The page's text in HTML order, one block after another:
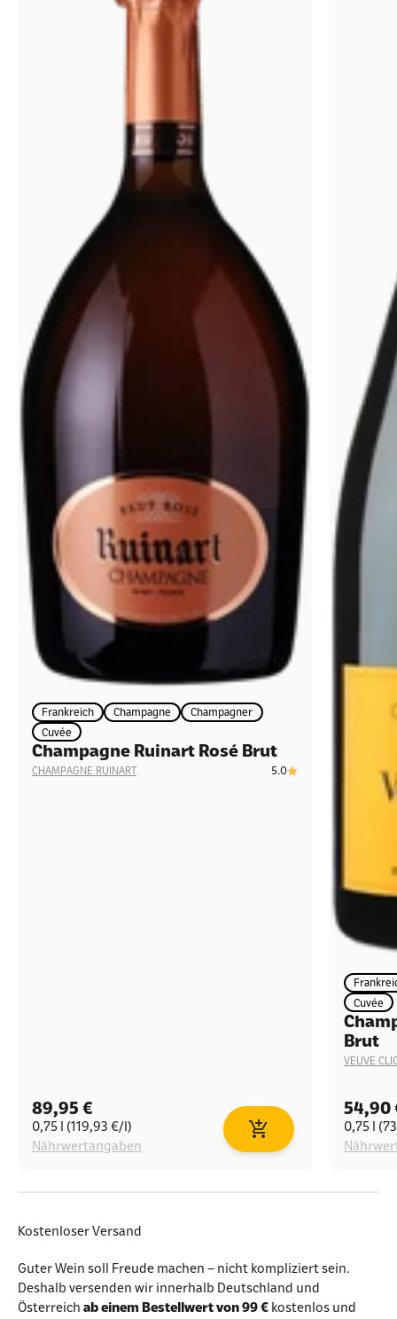
Frankreich Champagne
Champagner
Cuvée
Champagne Ruinart Rosé Brut
CHAMPAGNE RUINART 5.0
Angebot
89,95 €
0,75 l (119,93 €/l)
Nährwertangaben
In den Warenkorb
Cuvée
Brut
VEUVE
54,90
0,75 l
Kostenloser Versand
Guter Wein soll Freude machen – nicht kompliziert sein.
Deshalb versenden wir innerhalb Deutschland und
Österreich ab einem Bestellwert von 99 € kostenlos und